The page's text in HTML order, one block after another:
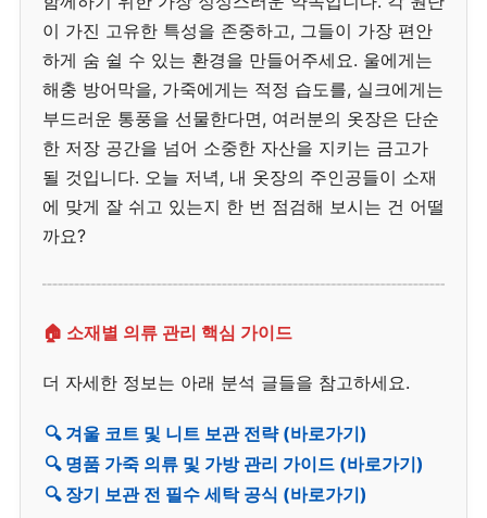
이 가진 고유한 특성을 존중하고, 그들이 가장 편안
하게 숨 쉴 수 있는 환경을 만들어주세요. 울에게는
해충 방어막을, 가죽에게는 적정 습도를, 실크에게는
부드러운 통풍을 선물한다면, 여러분의 옷장은 단순
한 저장 공간을 넘어 소중한 자산을 지키는 금고가
될 것입니다. 오늘 저녁, 내 옷장의 주인공들이 소재
에 맞게 잘 쉬고 있는지 한 번 점검해 보시는 건 어떨
까요?
🏠 소재별 의류 관리 핵심 가이드
더 자세한 정보는 아래 분석 글들을 참고하세요.
🔍 겨울 코트 및 니트 보관 전략 (바로가기)
🔍 명품 가죽 의류 및 가방 관리 가이드 (바로가기)
🔍 장기 보관 전 필수 세탁 공식 (바로가기)